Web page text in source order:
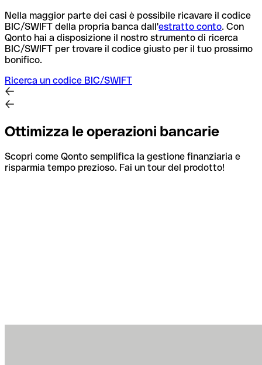
Nella maggior parte dei casi è possibile ricavare il codice
BIC/SWIFT della propria banca dall'estratto conto. Con
Qonto hai a disposizione il nostro strumento di ricerca
BIC/SWIFT per trovare il codice giusto per il tuo prossimo
bonifico.
Ricerca un codice BIC/SWIFT
Ottimizza le operazioni bancarie
Scopri come Qonto semplifica la gestione finanziaria e
risparmia tempo prezioso. Fai un tour del prodotto!